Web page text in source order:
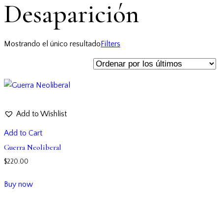
Desaparición
Mostrando el único resultadoFilters
Add to Wishlist
Add to Cart
Guerra Neoliberal
$220.00
Buy now